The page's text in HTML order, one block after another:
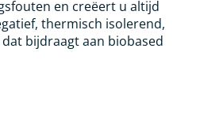
en creëert u altijd
thermisch isolerend,
bijdraagt aan biobased